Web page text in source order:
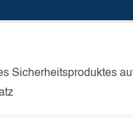
Sicherheitsproduktes